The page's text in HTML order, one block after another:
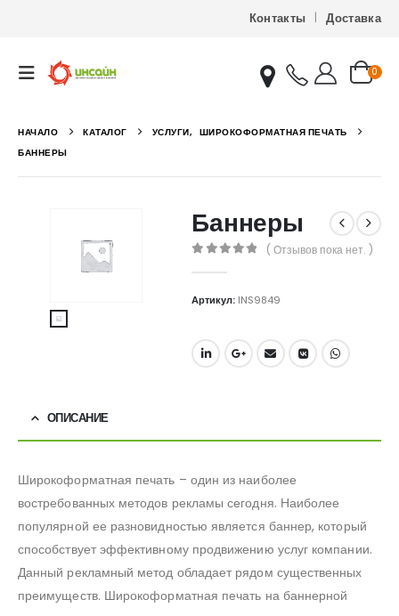
Контакты Доставка
0
НАЧАЛО КАТАЛОГ УСЛУГИ, ШИРОКОФОРМАТНАЯ ПЕЧАТЬ
БАННЕРЫ
Баннеры
( Отзывов пока нет. )
Артикул: INS9849
ОПИСАНИЕ
Широкоформатная печать – один из наиболее
востребованных методов рекламы сегодня. Наиболее
популярной ее разновидностью является баннер, который
способствует эффективному продвижению услуг компании.
Данный рекламный метод обладает рядом существенных
преимуществ. Широкоформатная печать на баннерной